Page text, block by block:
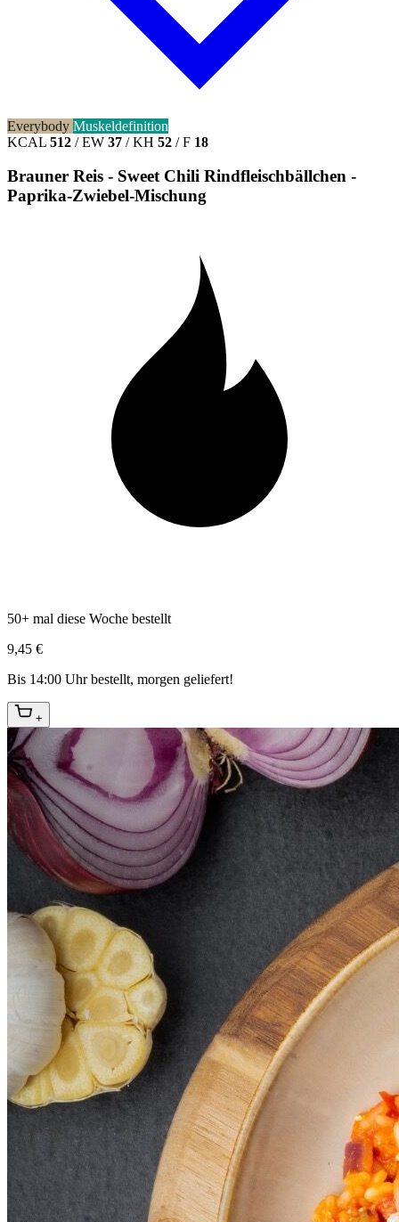
Everybody Muskeldefinition
KCAL 512 / EW 37 / KH 52 / F 18
Brauner Reis - Sweet Chili Rindfleischbällchen -
Paprika-Zwiebel-Mischung
50+ mal diese Woche bestellt
9,45 €
Bis 14:00 Uhr bestellt, morgen geliefert!
+